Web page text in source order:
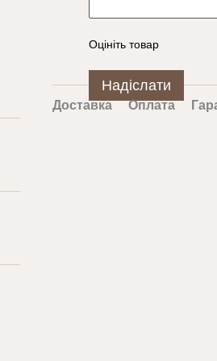
Оцініть товар
Надіслати
Доставка Оплата